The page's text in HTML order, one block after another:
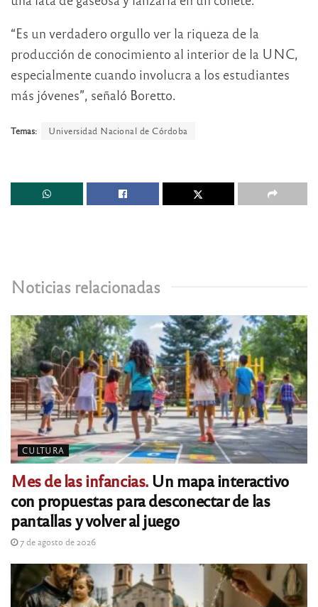
“Es un verdadero orgullo ver la riqueza de la
producción de conocimiento al interior de la UNC,
especialmente cuando involucra a los estudiantes
más jóvenes”, señaló Boretto.
Temas: Universidad Nacional de Córdoba
Noticias relacionadas
CULTURA
Mes de las infancias.Un mapa interactivo
con propuestas para desconectar de las
pantallas y volver al juego
7 de agosto de 2026